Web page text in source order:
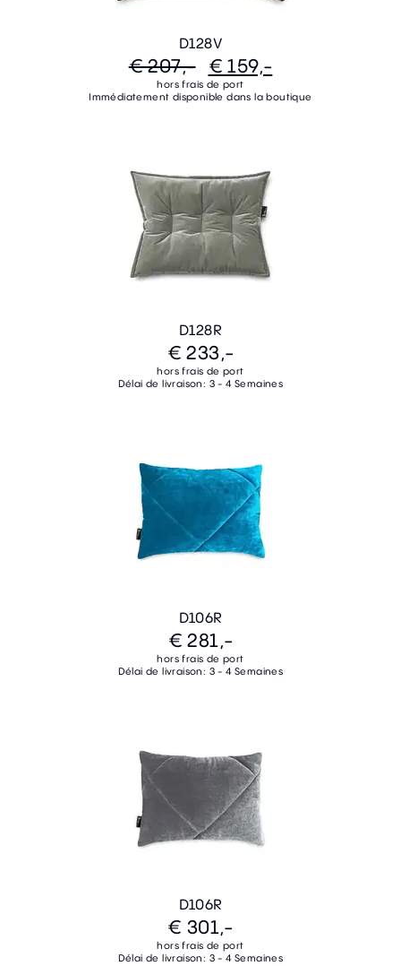
D128V
€ 207,- € 159,-
hors frais de port
Immédiatement disponible dans la boutique
D128R
€ 233,-
hors frais de port
Délai de livraison: 3 - 4 Semaines
D106R
€ 281,-
hors frais de port
Délai de livraison: 3 - 4 Semaines
D106R
€ 301,-
hors frais de port
Délai de livraison: 3 - 4 Semaines